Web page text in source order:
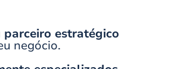
parceiro estratégico
negócio.